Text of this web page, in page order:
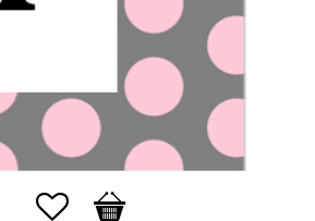
Favoriter
Kundvagn